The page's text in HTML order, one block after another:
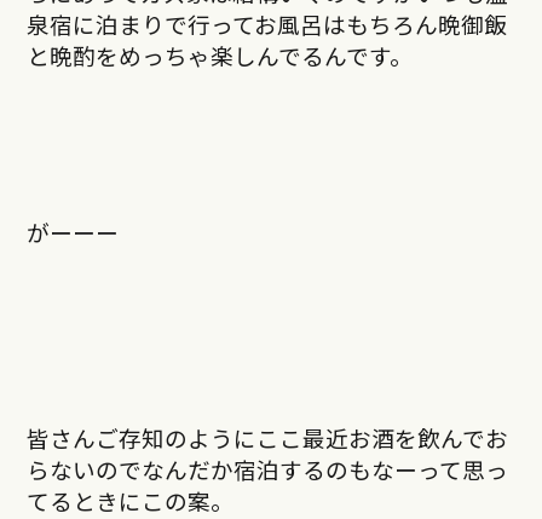
泉宿に泊まりで行ってお風呂はもちろん晩御飯
と晩酌をめっちゃ楽しんでるんです。
がーーー
皆さんご存知のようにここ最近お酒を飲んでお
らないのでなんだか宿泊するのもなーって思っ
てるときにこの案。